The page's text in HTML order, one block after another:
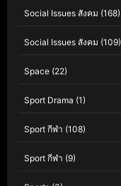
Social Issues สังคม (168)
Social Issues สังคม (109)
Space (22)
Sport Drama (1)
Sport กีฬา (108)
Sport กีฬา (9)